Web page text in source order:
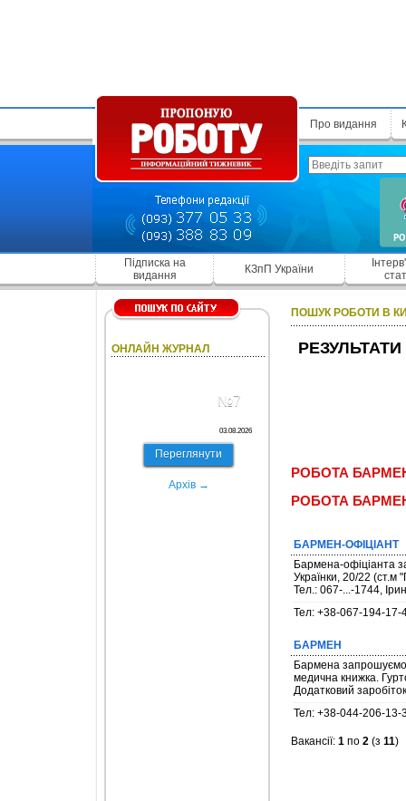
Про видання
Підписка на
видання
КЗпП України
ОНЛАЙН ЖУРНАЛ
№7
03.08.2026
Переглянути
Архів →
ПОШУК РОБОТИ В
РОБОТА
РОБОТА
БАРМЕН-ОФІЦІАНТ
Бармена-офіціанта
Українки, 20/22
Тел.: 067-...-1744,
Тел: +38-067-194-
БАРМЕН
Бармена запрошуємо
медична книжка.
Додатковий
Тел: +38-044-206-
Вакансії: 1 по 2 (з 11)